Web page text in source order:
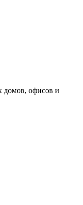
домов, офисов и